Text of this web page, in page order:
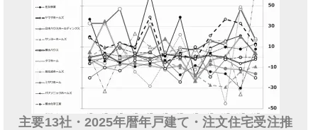
主要13社・2025年暦年戸建て・注文住宅受注推